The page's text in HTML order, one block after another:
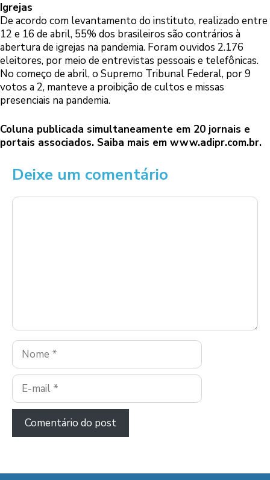
Igrejas
De acordo com levantamento do instituto, realizado entre
12 e 16 de abril, 55% dos brasileiros são contrários à
abertura de igrejas na pandemia. Foram ouvidos 2.176
eleitores, por meio de entrevistas pessoais e telefônicas.
No começo de abril, o Supremo Tribunal Federal, por 9
votos a 2, manteve a proibição de cultos e missas
presenciais na pandemia.
Coluna publicada simultaneamente em 20 jornais e
portais associados. Saiba mais em www.adipr.com.br.
Deixe um comentário
Comentário
Nome
E-
mail